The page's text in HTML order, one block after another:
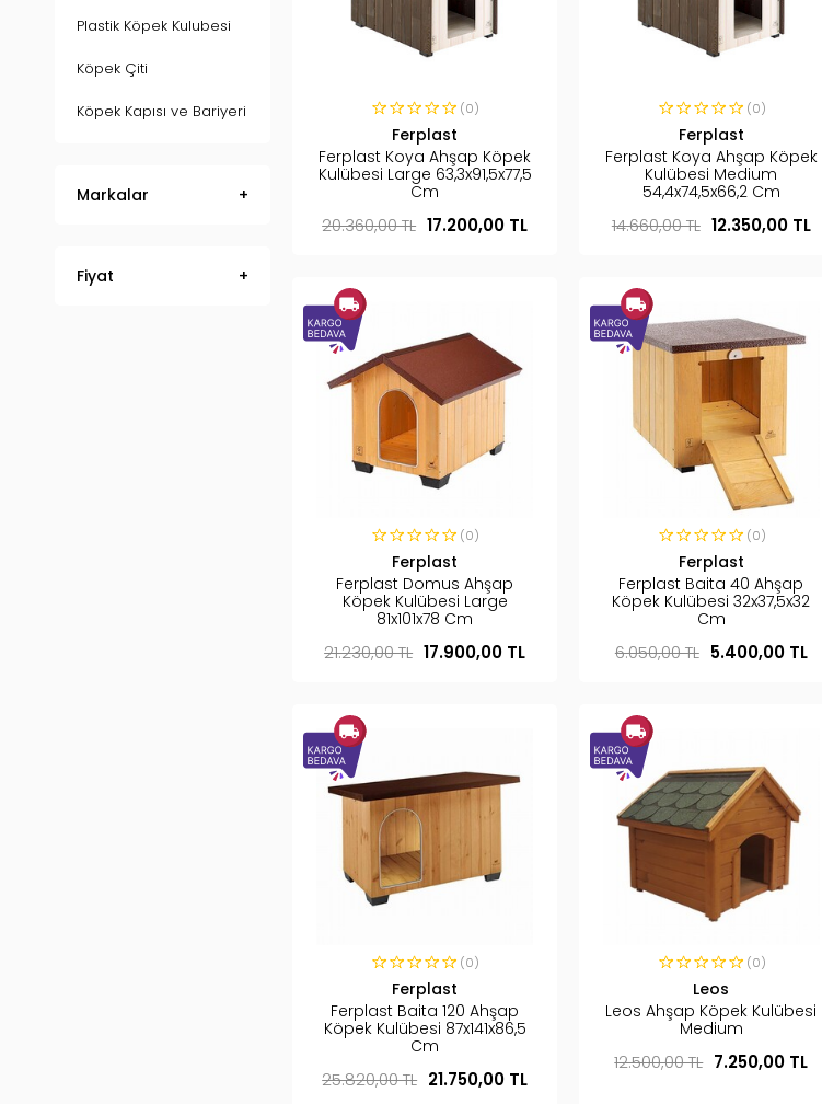
Plastik Köpek Kulubesi
Köpek Çiti
Köpek Kapısı ve Bariyeri
Markalar
Fiyat
(0)
Ferplast
Ferplast Koya Ahşap Köpek
Kulübesi Large 63,3x91,5x77,5
Cm
20.360,00 TL 17.200,00 TL
(0)
Ferplast
Ferplast Koya Ahşap Köpek
Kulübesi Medium
54,4x74,5x66,2 Cm
14.660,00 TL 12.350,00 TL
(0)
Ferplast
Ferplast Domus Ahşap
Köpek Kulübesi Large
81x101x78 Cm
21.230,00 TL 17.900,00 TL
(0)
Ferplast
Ferplast Baita 40 Ahşap
Köpek Kulübesi 32x37,5x32
Cm
6.050,00 TL 5.400,00 TL
(0)
Ferplast
Ferplast Baita 120 Ahşap
Köpek Kulübesi 87x141x86,5
Cm
25.820,00 TL 21.750,00 TL
(0)
Leos
Leos Ahşap Köpek Kulübesi
Medium
12.500,00 TL 7.250,00 TL